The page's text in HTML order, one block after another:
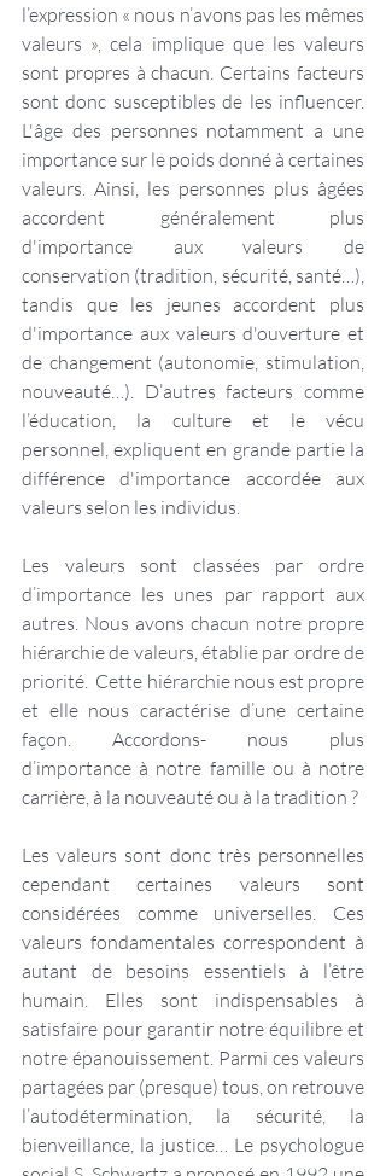
l’expression « nous n’avons pas les mêmes
valeurs », cela implique que les valeurs
sont propres à chacun. Certains facteurs
sont donc susceptibles de les influencer.
L'âge des personnes notamment a une
importance sur le poids donné à certaines
valeurs. Ainsi, les personnes plus âgées
accordent généralement plus
d'importance aux valeurs de
conservation (tradition, sécurité, santé…),
tandis que les jeunes accordent plus
d'importance aux valeurs d'ouverture et
de changement (autonomie, stimulation,
nouveauté…). D’autres facteurs comme
l’éducation, la culture et le vécu
personnel, expliquent en grande partie la
différence d'importance accordée aux
valeurs selon les individus.
Les valeurs sont classées par ordre
d’importance les unes par rapport aux
autres. Nous avons chacun notre propre
hiérarchie de valeurs, établie par ordre de
priorité.  Cette hiérarchie nous est propre
et elle nous caractérise d’une certaine
façon. Accordons- nous plus
d’importance à notre famille ou à notre
carrière, à la nouveauté ou à la tradition ?
Les valeurs sont donc très personnelles
cependant certaines valeurs sont
considérées comme universelles. Ces
valeurs fondamentales correspondent à
autant de besoins essentiels à l’être
humain. Elles sont indispensables à
satisfaire pour garantir notre équilibre et
notre épanouissement. Parmi ces valeurs
partagées par (presque) tous, on retrouve
l’autodétermination, la sécurité, la
bienveillance, la justice… Le psychologue